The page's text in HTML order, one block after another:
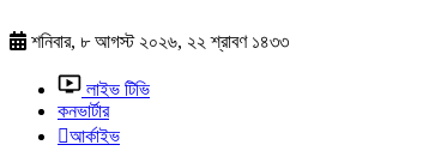
শনিবার, ৮ আগস্ট ২০২৬, ২২ শ্রাবণ ১৪৩৩
লাইভ টিভি
কনভার্টার
আর্কাইভ